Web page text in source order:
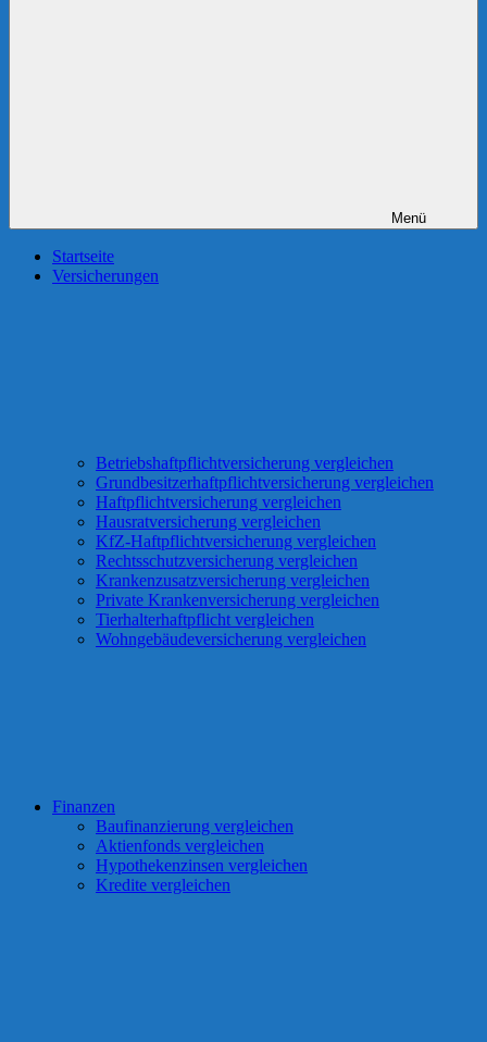
Menü
Startseite
Versicherungen
Betriebshaftpflichtversicherung vergleichen
Grundbesitzerhaftpflichtversicherung vergleichen
Haftpflichtversicherung vergleichen
Hausratversicherung vergleichen
KfZ-Haftpflichtversicherung vergleichen
Rechtsschutzversicherung vergleichen
Krankenzusatzversicherung vergleichen
Private Krankenversicherung vergleichen
Tierhalterhaftpflicht vergleichen
Wohngebäudeversicherung vergleichen
Finanzen
Baufinanzierung vergleichen
Aktienfonds vergleichen
Hypothekenzinsen vergleichen
Kredite vergleichen